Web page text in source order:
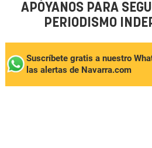
APÓYANOS PARA
PERIODISMO
Suscríbete gratis a nuestro
las alertas de Navarra.com